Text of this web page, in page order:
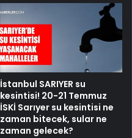
İstanbul SARIYER su
kesintisi! 20-21 Temmuz
İSKİ Sarıyer su kesintisi ne
zaman bitecek, sular ne
zaman gelecek?